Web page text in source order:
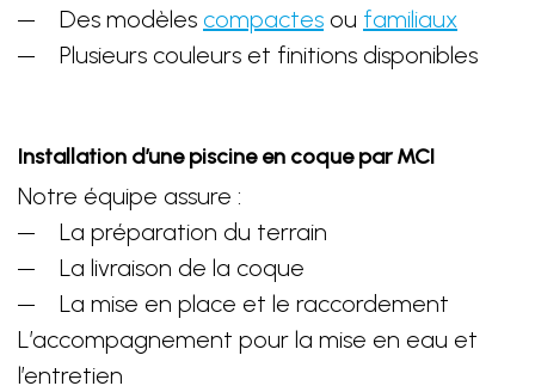
Des modèles compactes ou familiaux
Plusieurs couleurs et finitions disponibles
Installation d’une piscine en coque par MCI
Notre équipe assure :
La préparation du terrain
La livraison de la coque
La mise en place et le raccordement
L’accompagnement pour la mise en eau et
l’entretien